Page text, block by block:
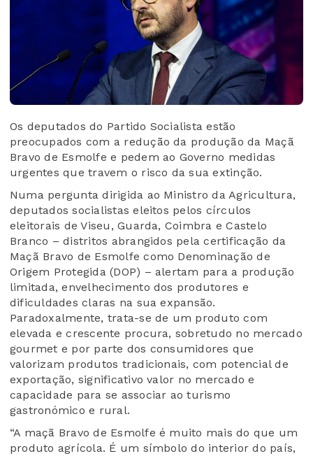
Os deputados do Partido Socialista estão
preocupados com a redução da produção da Maçã
Bravo de Esmolfe e pedem ao Governo medidas
urgentes que travem o risco da sua extinção.
Numa pergunta dirigida ao Ministro da Agricultura,
deputados socialistas eleitos pelos círculos
eleitorais de Viseu, Guarda, Coimbra e Castelo
Branco – distritos abrangidos pela certificação da
Maçã Bravo de Esmolfe como Denominação de
Origem Protegida (DOP) – alertam para a produção
limitada, envelhecimento dos produtores e
dificuldades claras na sua expansão.
Paradoxalmente, trata-se de um produto com
elevada e crescente procura, sobretudo no mercado
gourmet e por parte dos consumidores que
valorizam produtos tradicionais, com potencial de
exportação, significativo valor no mercado e
capacidade para se associar ao turismo
gastronómico e rural.
“A maçã Bravo de Esmolfe é muito mais do que um
produto agrícola. É um símbolo do interior do país,